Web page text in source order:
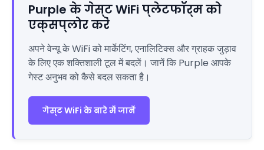
Purple के गेस्ट WiFi प्लेटफॉर्म को
एक्सप्लोर करें
अपने वेन्यू के WiFi को मार्केटिंग, एनालिटिक्स और ग्राहक जुड़ाव
के लिए एक शक्तिशाली टूल में बदलें। जानें कि Purple आपके
गेस्ट अनुभव को कैसे बदल सकता है।
गेस्ट WiFi के बारे में जानें